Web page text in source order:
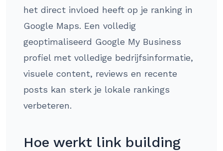
het direct invloed heeft op je ranking in
Google Maps. Een volledig
geoptimaliseerd Google My Business
profiel met volledige bedrijfsinformatie,
visuele content, reviews en recente
posts kan sterk je lokale rankings
verbeteren.
Hoe werkt link building